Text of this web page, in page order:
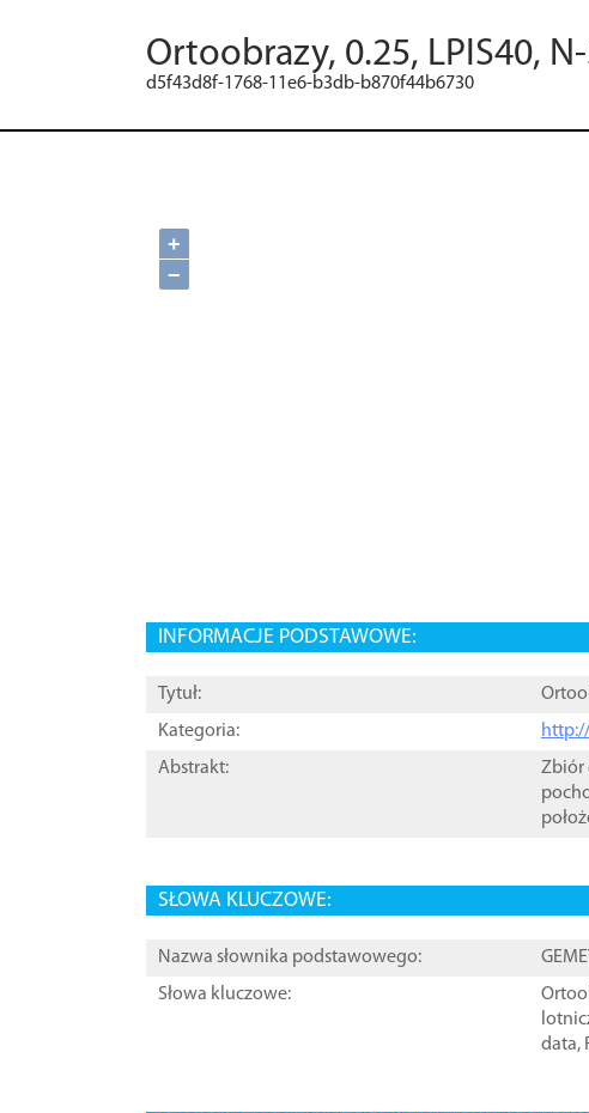
Ortoobrazy, 0.25, LPIS40,
d5f43d8f-1768-11e6-b3db-b870f44b6730
+
−
INFORMACJE PODSTAWOWE:
Tytuł:
Kategoria:
Abstrakt:
Zbiór
SŁOWA KLUCZOWE:
Nazwa słownika podstawowego:
Słowa kluczowe:
data,